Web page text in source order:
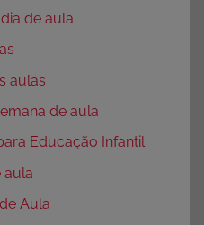
de aula
aulas
de aula
Educação Infantil
aula
Aula